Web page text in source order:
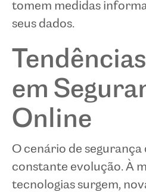
tomem medidas
seus dados.
em
Online
O cenário de segurança
constante evolução. À
tecnologias surgem,